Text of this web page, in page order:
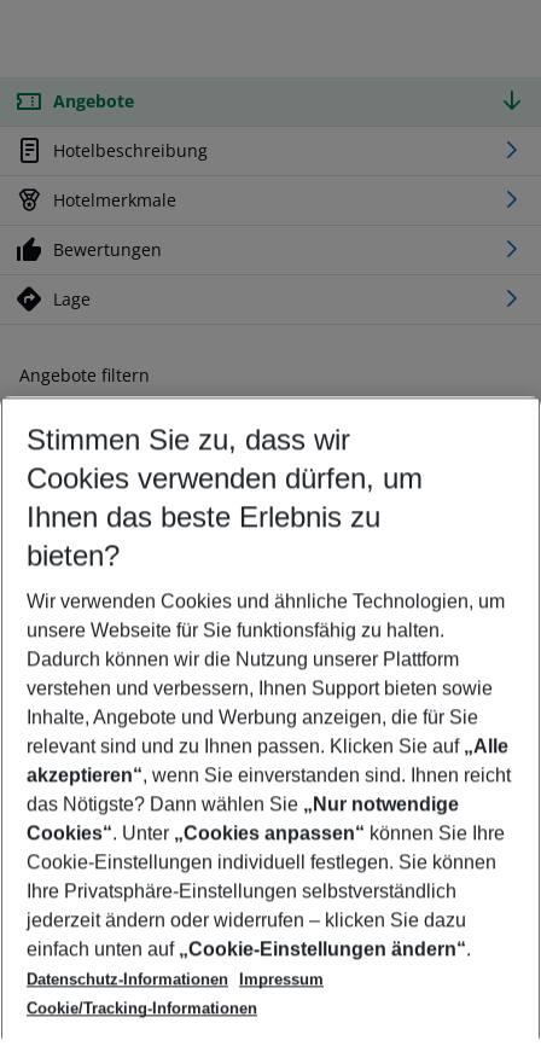
Angebote
Hotelbeschreibung
Hotelmerkmale
Bewertungen
Lage
Angebote filtern
Ändern Sie Ihre Kriterien nach Ihren Wünschen
Abflughafen wählen
Beliebiger Abflughafen
Reisezeitraum wählen
10.08.26– 08.08.27 5-8 Nächte
2 Erwachsene Keine Kinder
Mehr Filter anzeigen
Footer
Footer navigation
Über uns
AGB
Cookie-Einstellungen ändern
Cookie-Richtlinie
Datenschutz
Service & Hilfe
Barrierefreies Reisen
Check-in
Folgen Sie uns
Stimmen Sie zu, dass wir
Cookies verwenden dürfen, um
Ihnen das beste Erlebnis zu
bieten?
Wir verwenden Cookies und ähnliche Technologien, um
unsere Webseite für Sie funktionsfähig zu halten.
Dadurch können wir die Nutzung unserer Plattform
verstehen und verbessern, Ihnen Support bieten sowie
Inhalte, Angebote und Werbung anzeigen, die für Sie
relevant sind und zu Ihnen passen. Klicken Sie auf „Alle
akzeptieren“, wenn Sie einverstanden sind. Ihnen reicht
das Nötigste? Dann wählen Sie „Nur notwendige
Cookies“. Unter „Cookies anpassen“ können Sie Ihre
Cookie-Einstellungen individuell festlegen. Sie können
Ihre Privatsphäre-Einstellungen selbstverständlich
jederzeit ändern oder widerrufen – klicken Sie dazu
einfach unten auf „Cookie-Einstellungen ändern“.
Datenschutz-Informationen
Impressum
Cookie/Tracking-Informationen